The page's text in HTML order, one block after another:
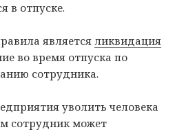
в отпуске.
являетсяликвидация
во время отпуска по
сотрудника.
уволить человека
сотрудник может